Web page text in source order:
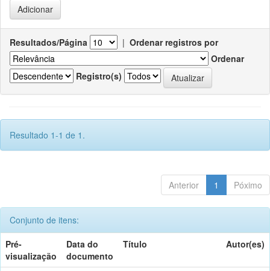
Resultados/Página | Ordenar registros por
Ordenar
Registro(s)
Resultado 1-1 de 1.
Anterior 1 Póximo
Conjunto de itens:
Pré-
visualização
Data do
documento
Título Autor(es)